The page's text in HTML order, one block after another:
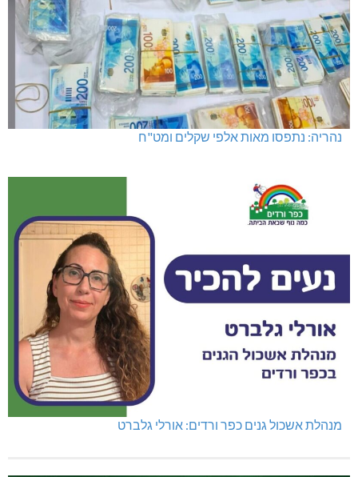
נהריה: נתפסו מאות אלפי שקלים ומט"ח
מנהלת אשכול גנים כפר ורדים: אורלי גלברט